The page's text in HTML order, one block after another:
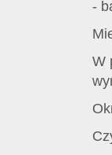
-
W